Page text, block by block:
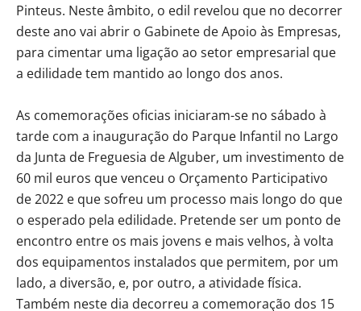
Pinteus. Neste âmbito, o edil revelou que no decorrer
deste ano vai abrir o Gabinete de Apoio às Empresas,
para cimentar uma ligação ao setor empresarial que
a edilidade tem mantido ao longo dos anos.
As comemorações oficias iniciaram-se no sábado à
tarde com a inauguração do Parque Infantil no Largo
da Junta de Freguesia de Alguber, um investimento de
60 mil euros que venceu o Orçamento Participativo
de 2022 e que sofreu um processo mais longo do que
o esperado pela edilidade. Pretende ser um ponto de
encontro entre os mais jovens e mais velhos, à volta
dos equipamentos instalados que permitem, por um
lado, a diversão, e, por outro, a atividade física.
Também neste dia decorreu a comemoração dos 15